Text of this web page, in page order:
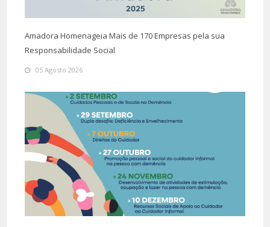
Amadora Homenageia Mais de 170 Empresas pela sua
Responsabilidade Social
05 Agosto 2026